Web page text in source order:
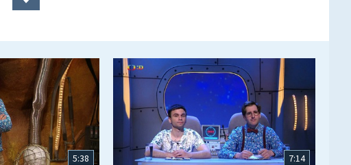
5:38 7:14